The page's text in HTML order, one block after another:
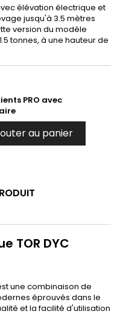
élévation électrique et
jusqu'à 3.5 mètres
version du modèle
tonnes, à une hauteur de
PRO avec
au panier
TOR DYC
une combinaison de
éprouvés dans le
et la facilité d'utilisation